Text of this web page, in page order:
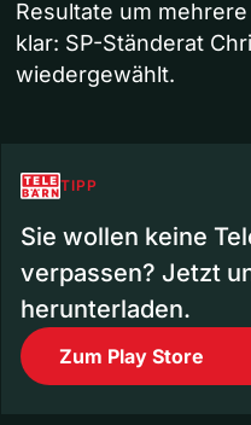
Resultate um
klar: SP-Ständerat
wiedergewählt.
TIPP
Sie wollen keine
verpassen? Jetzt
herunterladen.
Zum Play Store